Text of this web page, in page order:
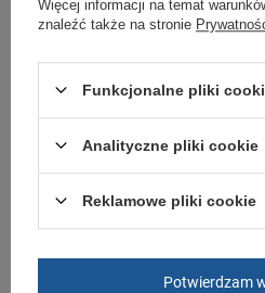
Adidas buty sportowe męskie
Galaxy 6 M do biegania lekkie
wygodne
+ Dodaj do porównania
Więcej informacji na temat
znaleźć także na stronie
Funkcjonalne pliki
Analityczne pliki cookie
Reklamowe pliki cookie
Potwierdzam